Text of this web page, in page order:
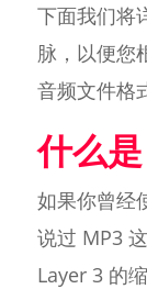
下面我们将
脉，以便您
音频文件格
什么
如果你曾经
说过 MP3
Layer 3 的